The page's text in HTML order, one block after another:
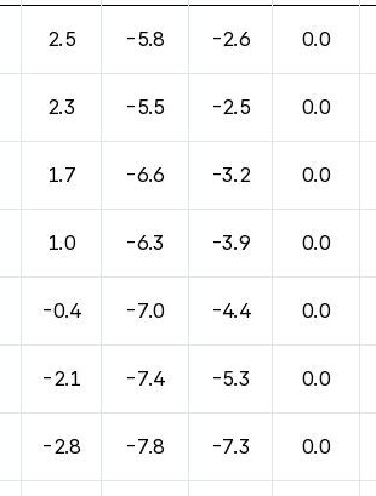
2.5 -5.8 -2.6 0.0
2.3 -5.5 -2.5 0.0
1.7 -6.6 -3.2 0.0
1.0 -6.3 -3.9 0.0
-0.4 -7.0 -4.4 0.0
-2.1 -7.4 -5.3 0.0
-2.8 -7.8 -7.3 0.0